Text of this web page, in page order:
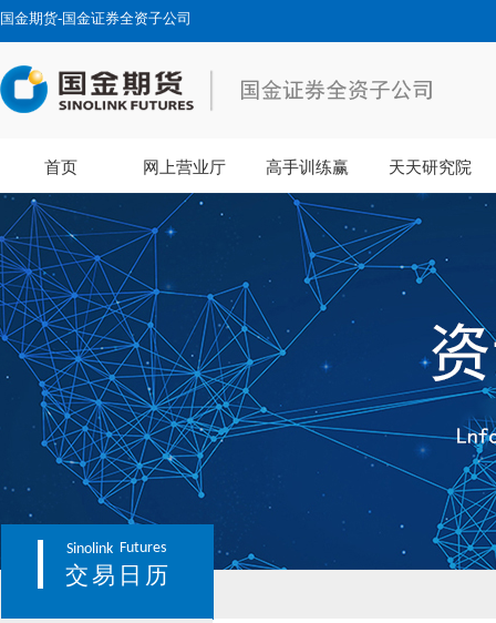
国金期货-国金证券全资子公司
首页 网上营业厅 高手训练赢 天天研究院
Sinolink Futures
交易日历